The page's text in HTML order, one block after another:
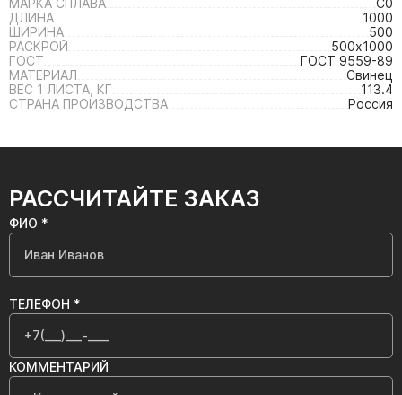
МАРКА СПЛАВА
С0
ДЛИНА
1000
ШИРИНА
500
РАСКРОЙ
500х1000
ГОСТ
ГОСТ 9559-89
МАТЕРИАЛ
Свинец
ВЕС 1 ЛИСТА, КГ
113.4
СТРАНА ПРОИЗВОДСТВА
Россия
РАССЧИТАЙТЕ ЗАКАЗ
ФИО *
ТЕЛЕФОН *
КОММЕНТАРИЙ